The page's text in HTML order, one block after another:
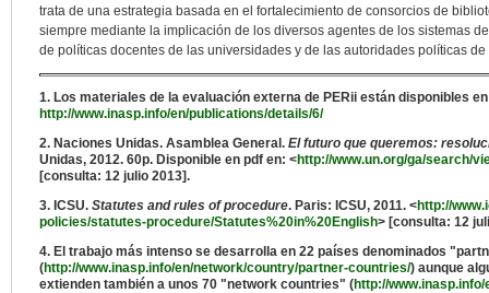
trata de una estrategia basada en el fortalecimiento de consorcios de
siempre mediante la implicación de los diversos agentes de los sistemas
de políticas docentes de las universidades y de las autoridades políticas de
1. Los materiales de la evaluación externa de PERii están disponibles
http://www.inasp.info/en/publications/details/6/
2. Naciones Unidas. Asamblea General. El futuro que queremos:
Unidas, 2012. 60p. Disponible en pdf en: <http://www.un.org/ga/search/
[consulta: 12 julio 2013].
3. ICSU. Statutes and rules of procedure. Paris: ICSU, 2011. <http://
policies/statutes-procedure/Statutes%20in%20English> [consulta: 12
4. El trabajo más intenso se desarrolla en 22 países denominados
(http://www.inasp.info/en/network/country/partner-countries/) aunque
extienden también a unos 70 "network countries" (http://